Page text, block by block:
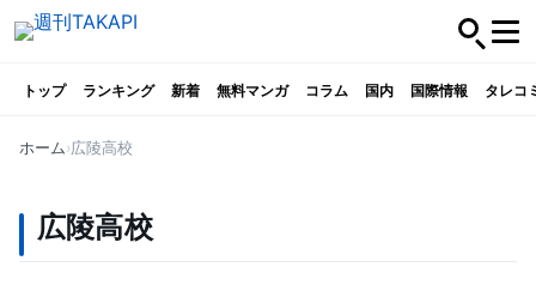
トップ ランキング 新着 無料マンガ コラム 国内 国際情報 タレコ
ホーム 広陵高校
広陵高校